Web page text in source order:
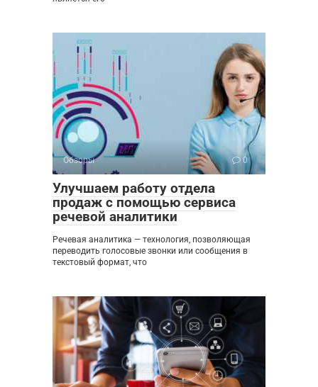
Обзоры 0
Улучшаем работу отдела
продаж с помощью сервиса
речевой аналитики
Речевая аналитика — технология, позволяющая
переводить голосовые звонки или сообщения в
текстовый формат, что